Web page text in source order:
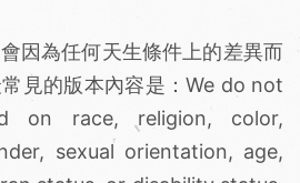
因為任何天生條件上的差異而
見的版本內容是：We do not
on race, religion, color,
sexual orientation, age,